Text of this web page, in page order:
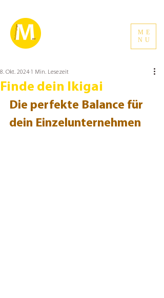
ME
NU
Finde dein Ikigai
8. Okt. 2024 1 Min. Lesezeit
Die perfekte Balance für
dein Einzelunternehmen